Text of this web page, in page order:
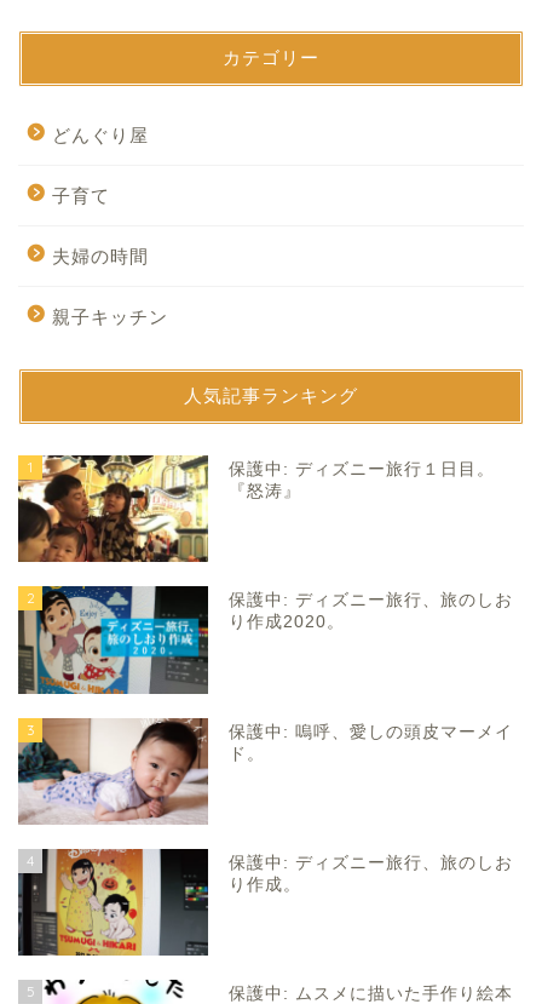
カテゴリー
どんぐり屋
子育て
夫婦の時間
親子キッチン
人気記事ランキング
1
保護中: ディズニー旅行１日目。
『怒涛』
2
保護中: ディズニー旅行、旅のしお
り作成2020。
3
保護中: 嗚呼、愛しの頭皮マーメイ
ド。
4
保護中: ディズニー旅行、旅のしお
り作成。
5
保護中: ムスメに描いた手作り絵本